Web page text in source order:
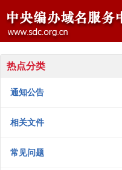
热点分类
通知公告
相关文件
常见问题